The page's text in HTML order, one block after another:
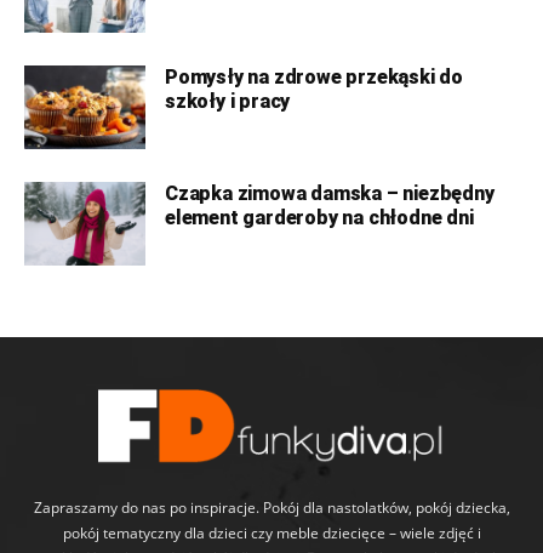
Pomysły na zdrowe przekąski do
szkoły i pracy
Czapka zimowa damska – niezbędny
element garderoby na chłodne dni
Zapraszamy do nas po inspiracje. Pokój dla nastolatków, pokój dziecka,
pokój tematyczny dla dzieci czy meble dziecięce – wiele zdjęć i